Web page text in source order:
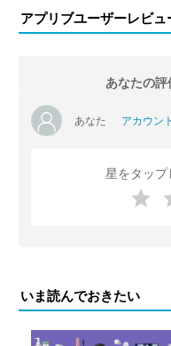
アプリブユーザーレビュ
あなたの評
あなた アカウン
星をタップ
いま読んでおきたい